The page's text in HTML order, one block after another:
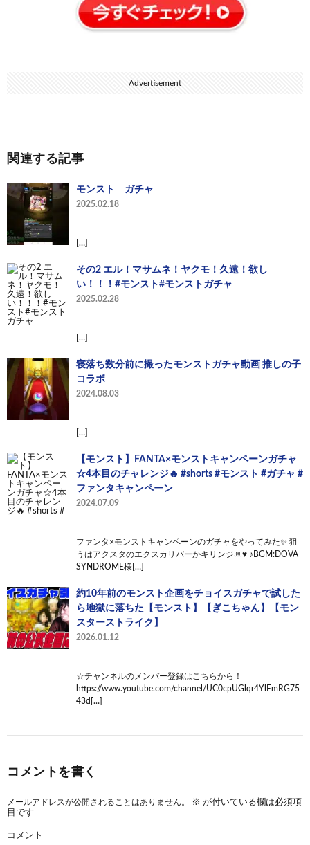
Advertisement
関連する記事
モンスト ガチャ
2025.02.18
[…]
その2 エル！マサムネ！ヤクモ！久遠！欲し
い！！！#モンスト#モンストガチャ
2025.02.28
[…]
寝落ち数分前に撮ったモンストガチャ動画 推しの子
コラボ
2024.08.03
[…]
【モンスト】FANTA×モンストキャンペーンガチャ
☆4本目のチャレンジ🔥 #shorts #モンスト #ガチャ #
ファンタキャンペーン
2024.07.09
ファンタ×モンストキャンペーンのガチャをやってみた✨ 狙
うはアクスタのエクスカリバーかキリンジꔛ♥ ♪BGM:DOVA-
SYNDROME様[…]
約10年前のモンスト企画をチョイスガチャで試した
ら地獄に落ちた【モンスト】【ぎこちゃん】【モン
スターストライク】
2026.01.12
☆チャンネルのメンバー登録はこちらから！
https://www.youtube.com/channel/UC0cpUGlqr4YlEmRG75
43d[…]
コメントを書く
メールアドレスが公開されることはありません。 ※ が付いている欄は必須項
目です
コメント